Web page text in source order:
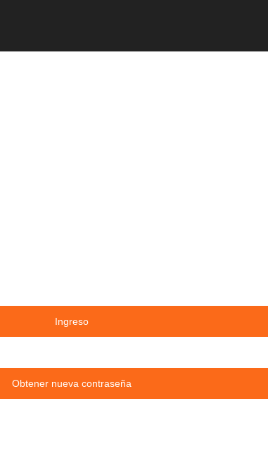
Ingreso
Obtener nueva contraseña